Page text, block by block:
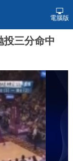
電腦版
三分命中